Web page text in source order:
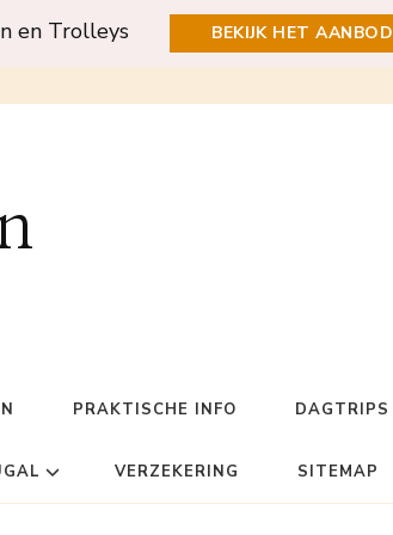
en Trolleys BEKIJK HET AANBOD
PRAKTISCHE INFO DAGTRIPS
VERZEKERING SITEMAP